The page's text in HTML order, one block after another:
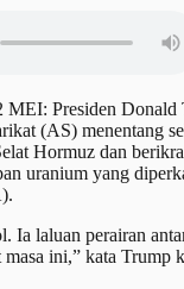
Presiden Donald
(AS) menentang
Hormuz dan
uranium yang
Ia laluan perairan
ini,” kata Trump